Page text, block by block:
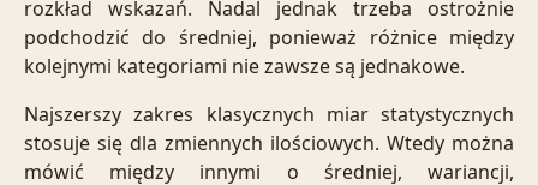
rozkład wskazań. Nadal jednak trzeba ostrożnie
podchodzić do średniej, ponieważ różnice między
kolejnymi kategoriami nie zawsze są jednakowe.
Najszerszy zakres klasycznych miar statystycznych
stosuje się dla zmiennych ilościowych. Wtedy można
mówić między innymi o średniej, wariancji,